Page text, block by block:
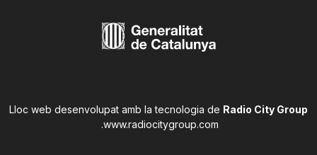
Lloc web desenvolupat amb la tecnologia de Radio City Group
www.radiocitygroup.com
.